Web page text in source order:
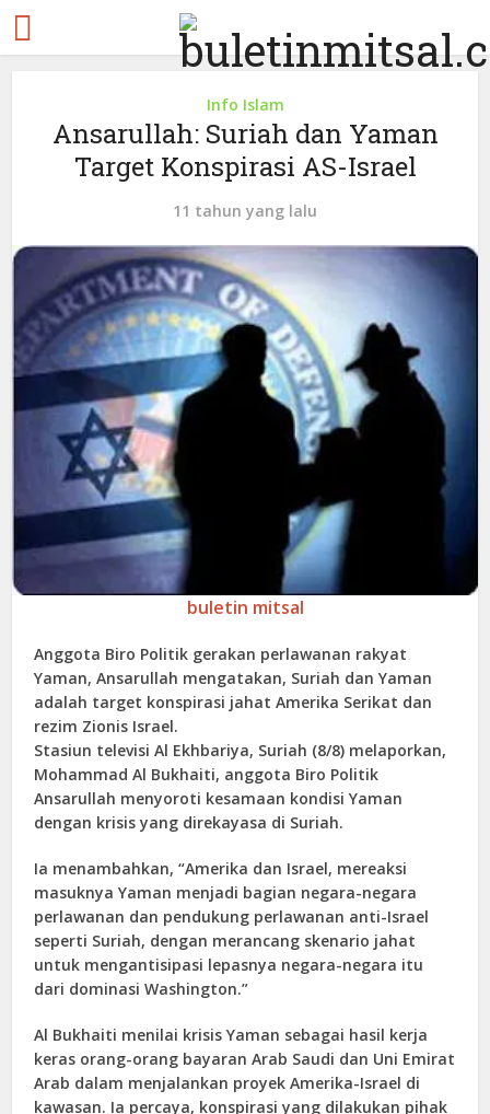
Info Islam
Ansarullah: Suriah dan Yaman
Target Konspirasi AS-Israel
11 tahun yang lalu
buletin mitsal
Anggota Biro Politik gerakan perlawanan rakyat
Yaman, Ansarullah mengatakan, Suriah dan Yaman
adalah target konspirasi jahat Amerika Serikat dan
rezim Zionis Israel.
Stasiun televisi Al Ekhbariya, Suriah (8/8) melaporkan,
Mohammad Al Bukhaiti, anggota Biro Politik
Ansarullah menyoroti kesamaan kondisi Yaman
dengan krisis yang direkayasa di Suriah.
Ia menambahkan, “Amerika dan Israel, mereaksi
masuknya Yaman menjadi bagian negara-negara
perlawanan dan pendukung perlawanan anti-Israel
seperti Suriah, dengan merancang skenario jahat
untuk mengantisipasi lepasnya negara-negara itu
dari dominasi Washington.”
Al Bukhaiti menilai krisis Yaman sebagai hasil kerja
keras orang-orang bayaran Arab Saudi dan Uni Emirat
Arab dalam menjalankan proyek Amerika-Israel di
kawasan. Ia percaya, konspirasi yang dilakukan pihak